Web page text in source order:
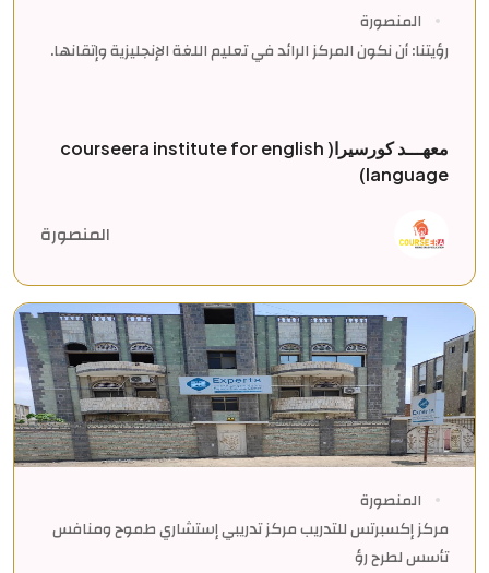
المنصورة
رؤيتنا: أن نكون المركز الرائد في تعليم اللغة الإنجليزية وإتقانها.
معهـــد كورسيرا( courseera institute for english
language)
المنصورة
المنصورة
مركز إكسبرتس للتدريب مركز تدريبي إستشاري طموح ومنافس
تأسس لطرح رؤ